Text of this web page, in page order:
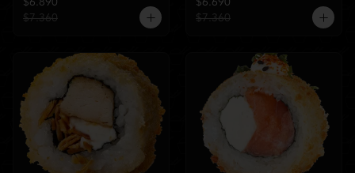
$6.890
$7.360
$6.690
$7.360